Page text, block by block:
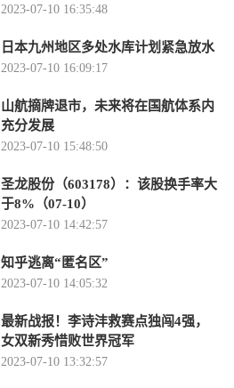
2023-07-10 16:35:48
日本九州地区多处水库计划紧急放水
2023-07-10 16:09:17
山航摘牌退市，未来将在国航体系内
充分发展
2023-07-10 15:48:50
圣龙股份（603178）：该股换手率大
于8%（07-10）
2023-07-10 14:42:57
知乎逃离“匿名区”
2023-07-10 14:05:32
最新战报！李诗沣救赛点独闯4强，
女双新秀惜败世界冠军
2023-07-10 13:32:57